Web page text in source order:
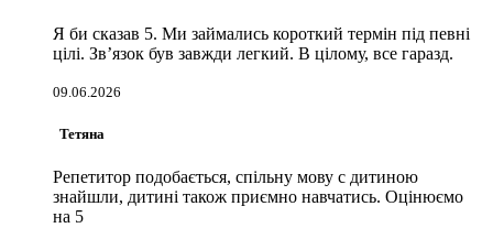
Я би сказав 5. Ми займались короткий термін під певні
цілі. Звʼязок був завжди легкий. В цілому, все гаразд.
09.06.2026
Тетяна
Репетитор подобається, спільну мову с дитиною
знайшли, дитині також приємно навчатись. Оцінюємо
на 5